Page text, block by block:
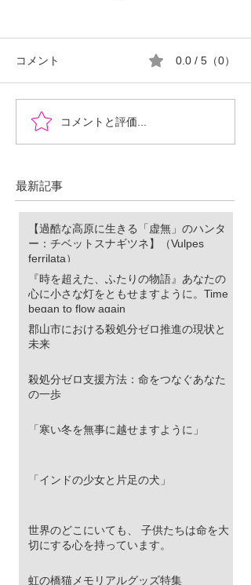
『時を超えた、ふたりの
物語』あなたの心に小さ
に。Time began to flow again
コメント 0.0 / 5（0）
コメントと評価...
最新記事
【過酷な高原に生きる「虚無」のハンタ
ー：チベットスナギツネ】（Vulpes
ferrilata）
『時を超えた、ふたりの物語』あなたの
心に小さな灯をともせますように。Time
began to flow again
郡山市における殺処分ゼロ推進の現状と
未来
殺処分ゼロ支援方法：命をつなぐあなた
の一歩
「寒い冬を無事に越せますように」
「インドの少女と片足の犬」
世界のどこにいても、 子供たちは命を大
切にする心を持っています。
虹の橋猫メモリアルグッズ特集